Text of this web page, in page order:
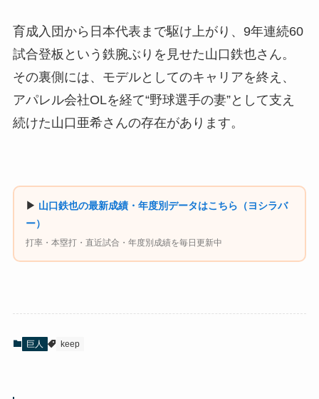
育成入団から日本代表まで駆け上がり、9年連続60
試合登板という鉄腕ぶりを見せた山口鉄也さん。
その裏側には、モデルとしてのキャリアを終え、
アパレル会社OLを経て“野球選手の妻”として支え
続けた山口亜希さんの存在があります。
▶ 山口鉄也の最新成績・年度別データはこちら（ヨシラバ
ー）
打率・本塁打・直近試合・年度別成績を毎日更新中
巨人 keep